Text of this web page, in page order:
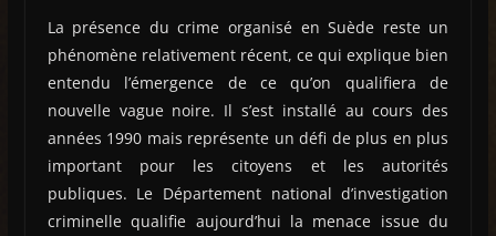
La présence du crime organisé en Suède reste un
phénomène relativement récent, ce qui explique bien
entendu l’émergence de ce qu’on qualifiera de
nouvelle vague noire. Il s’est installé au cours des
années 1990 mais représente un défi de plus en plus
important pour les citoyens et les autorités
publiques. Le Département national d’investigation
criminelle qualifie aujourd’hui la menace issue du